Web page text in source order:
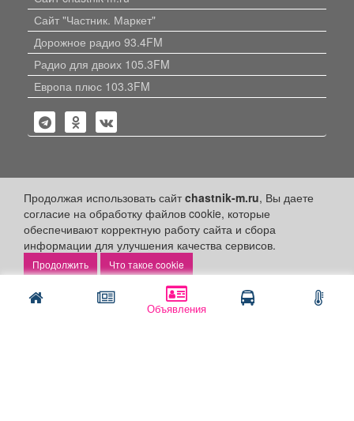
Объявления
Продолжая использовать сайтchastnik-m.ru, Вы даете
согласие на обработку файлов cookie, которые
обеспечивают корректную работу сайта и сбора
информации для улучшения качества сервисов.
Что такое cookie
Сайт "Частник. Маркет"
Дорожное радио 93.4FM
Радио для двоих 105.3FM
Европа плюс 103.3FM
Политика конфиденциальности
Публикации с пометкой «Реклама», «На правах рекламы»,
«Партнёрский проект» оплачены рекламодателем.
Редакция сайта не несет ответственности за достоверность
информации, содержащейся в рекламных материалах и
объявлениях.
+16 © 2006-2026 ООО "Частник-М"